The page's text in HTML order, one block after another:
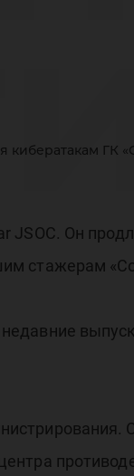
кибератакам ГК
JSOC. Он
стажерам